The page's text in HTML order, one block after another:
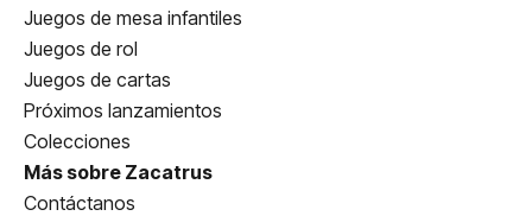
Juegos de mesa infantiles
Juegos de rol
Juegos de cartas
Próximos lanzamientos
Colecciones
Más sobre Zacatrus
Contáctanos